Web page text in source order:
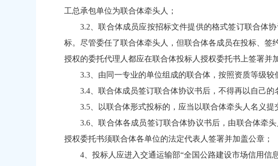
工总承包单位为联合体牵头人；
3.2、联合体成员应按招标文件提供的格式签订联合体
标。尽管委任了联合体牵头人，但联合体各成员在投标、
授权的委托代理人都应在联合体投标人授权委托书上签署并
3.3、由同一专业的单位组成的联合体，按照资质等级较
3.4、联合体成员签订联合体协议书后，不得再以自己
3.5、以联合体形式投标的，应当以联合体牵头人名义
3.6、联合体各成员签订联合体协议书后，由联合体牵
授权委托书须联合体各单位的法定代表人签署并加盖公章；
4、投标人应进入交通运输部“全国公路建设市场信用信